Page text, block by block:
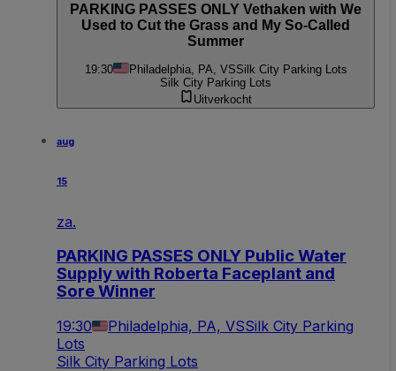
PARKING PASSES ONLY Vethaken with We
Used to Cut the Grass and My So-Called
Summer
19:30 Philadelphia, PA, VSSilk City Parking Lots
Silk City Parking Lots
Uitverkocht
aug
15
za.
PARKING PASSES ONLY Public Water
Supply with Roberta Faceplant and
Sore Winner
19:30 Philadelphia, PA, VSSilk City Parking
Lots
Silk City Parking Lots